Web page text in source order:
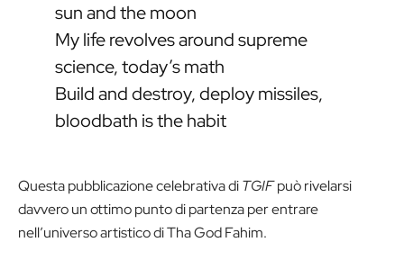
sun and the moon
My life revolves around supreme
science, today’s math
Build and destroy, deploy missiles,
bloodbath is the habit
Questa pubblicazione celebrativa diTGIFpuò rivelarsi
davvero un ottimo punto di partenza per entrare
nell’universo artistico di Tha God Fahim.